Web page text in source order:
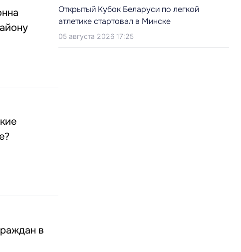
в
Открытый Кубок Беларуси по легкой
атлетике стартовал в Минске
05 августа 2026 17:25